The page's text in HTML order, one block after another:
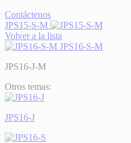
Contáctenos
JPS15-S-M
Volver a la lista
JPS16-S-M
JPS16-J-M
Otros temas:
JPS16-J